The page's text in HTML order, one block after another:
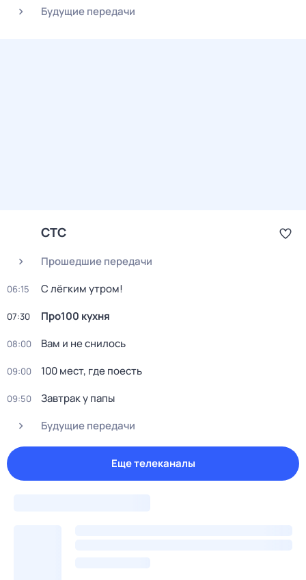
Будущие передачи
СТС
Прошедшие передачи
06:15 С лёгким утром!
07:30 Про100 кухня
08:00 Вам и не снилось
09:00 100 мест, где поесть
09:50
Завтрак у папы
Будущие передачи
Еще телеканалы